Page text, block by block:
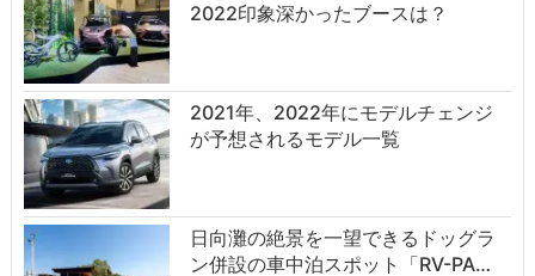
2022印象深かったブースは？
2021年、2022年にモデルチェンジ
が予想されるモデル一覧
日向灘の絶景を一望できるドッグラ
ン併設の車中泊スポット「RV-PA…